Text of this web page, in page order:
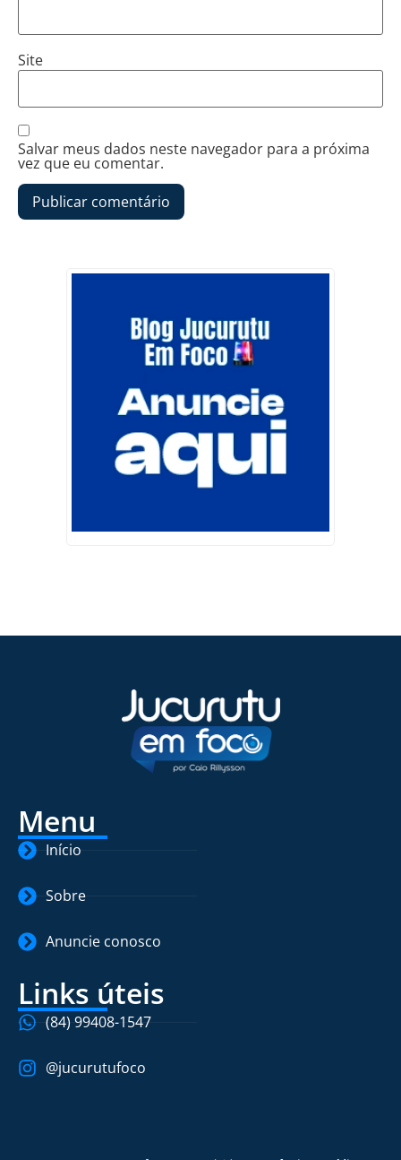
Site
Salvar meus dados neste navegador para a próxima
vez que eu comentar.
Menu
Início
Sobre
Anuncie conosco
Links úteis
(84) 99408-1547
@jucurutufoco